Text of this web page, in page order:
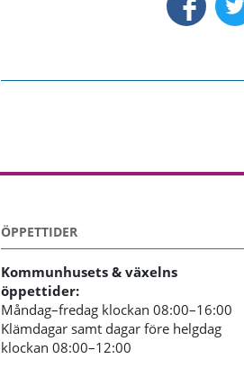
ÖPPETTIDER
Kommunhusets & växelns
öppettider:
Måndag–fredag klockan 08:00–16:00
Klämdagar samt dagar före helgdag
klockan 08:00–12:00